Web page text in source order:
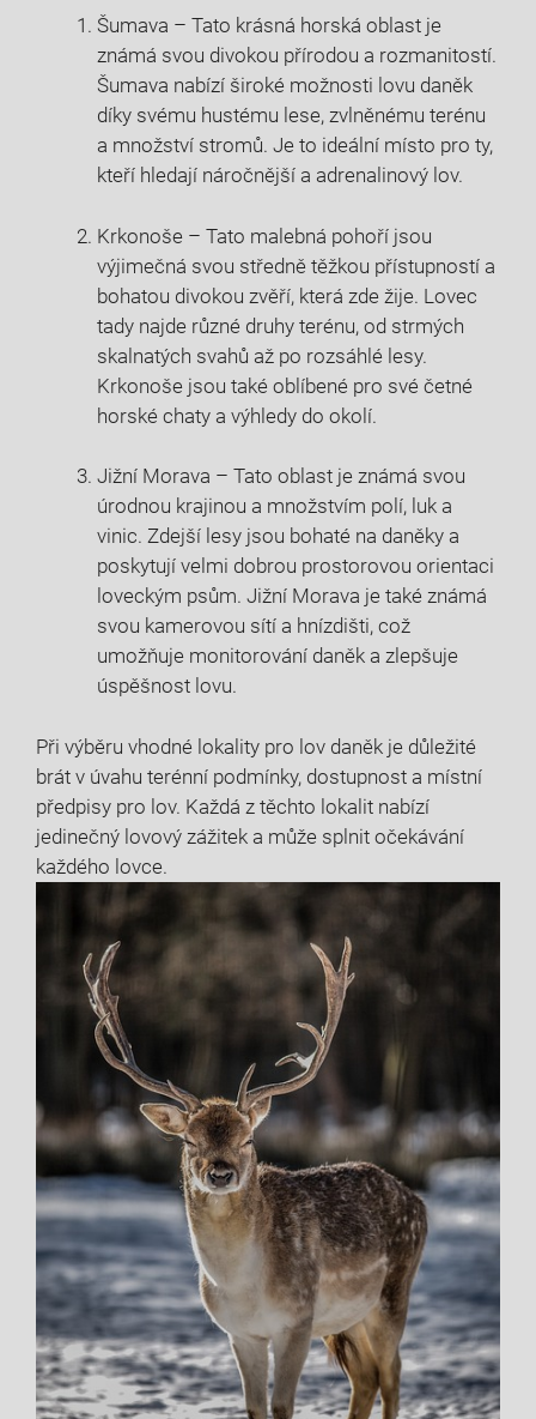
Šumava – Tato krásná horská oblast je
známá svou divokou přírodou a rozmanitostí.
Šumava nabízí​ široké možnosti lovu daněk
díky ⁤svému hustému lese, zvlněnému terénu
a množství stromů. Je to ideální místo pro ty,
kteří hledají náročnější a adrenalinový lov.
Krkonoše – Tato malebná pohoří jsou
výjimečná svou ‍středně těžkou přístupností a
bohatou⁢ divokou zvěří, která zde žije. Lovec
tady najde⁢ různé druhy terénu, od strmých
skalnatých svahů⁢ až po rozsáhlé lesy.
Krkonoše jsou také‍ oblíbené pro své četné
horské chaty ⁤a výhledy do okolí.
Jižní Morava – Tato oblast je známá svou⁢
úrodnou krajinou ‍a množstvím polí, luk a
⁢vinic. Zdejší‌ lesy⁣ jsou bohaté na daněky ‍a
poskytují ‍velmi dobrou prostorovou⁤ orientaci
loveckým psům. Jižní Morava je také známá
svou kamerovou sítí a hnízdišti, což
umožňuje monitorování daněk a zlepšuje
úspěšnost lovu.
Při výběru vhodné lokality ⁢pro lov daněk je důležité
brát v úvahu terénní podmínky, dostupnost a místní
předpisy pro‌ lov.​ Každá z těchto lokalit nabízí
jedinečný lovový zážitek a ‍může splnit očekávání​
každého lovce.